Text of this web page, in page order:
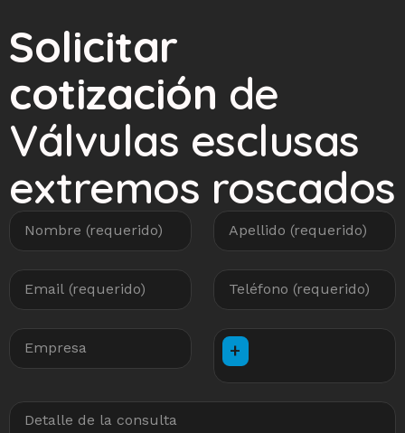
Solicitar
cotización de
Válvulas esclusas
extremos roscados